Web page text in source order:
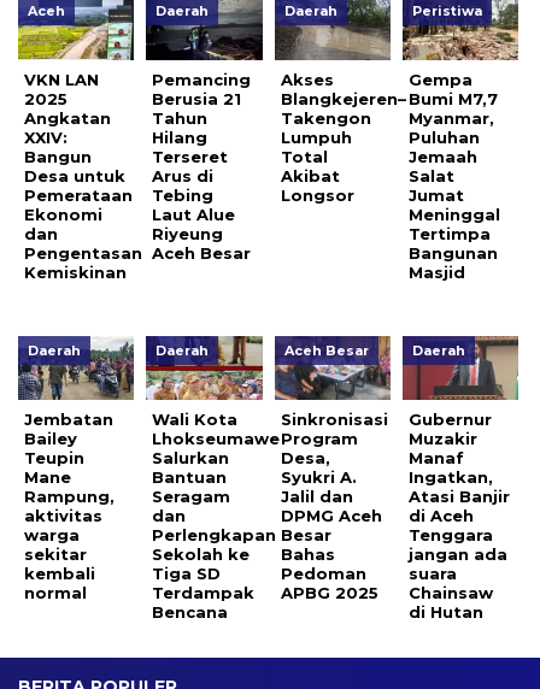
Aceh
VKN LAN
2025
Angkatan
XXIV:
Bangun
Desa untuk
Pemerataan
Ekonomi
dan
Pengentasan
Kemiskinan
Daerah
Pemancing
Berusia 21
Tahun
Hilang
Terseret
Arus di
Tebing
Laut Alue
Riyeung
Aceh Besar
Daerah
Akses
Blangkejeren–
Takengon
Lumpuh
Total
Akibat
Longsor
Peristiwa
Gempa
Bumi M7,7
Myanmar,
Puluhan
Jemaah
Salat
Jumat
Meninggal
Tertimpa
Bangunan
Masjid
Daerah
Jembatan
Bailey
Teupin
Mane
Rampung,
aktivitas
warga
sekitar
kembali
normal
Daerah
Wali Kota
Lhokseumawe
Salurkan
Bantuan
Seragam
dan
Perlengkapan
Sekolah ke
Tiga SD
Terdampak
Bencana
Aceh Besar
Sinkronisasi
Program
Desa,
Syukri A.
Jalil dan
DPMG Aceh
Besar
Bahas
Pedoman
APBG 2025
Daerah
Gubernur
Muzakir
Manaf
Ingatkan,
Atasi Banjir
di Aceh
Tenggara
jangan ada
suara
Chainsaw
di Hutan